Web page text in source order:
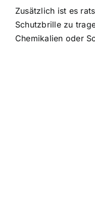
Zusätzlich ist es
Schutzbrille zu
Chemikalien oder